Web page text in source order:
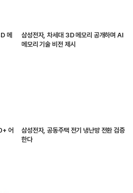
메
삼성전자, 차세대 3D 메모리 공개하며 AI
메모리 기술 비전 제시
어
삼성전자, 공동주택 전기 냉난방 전환 검증
한다